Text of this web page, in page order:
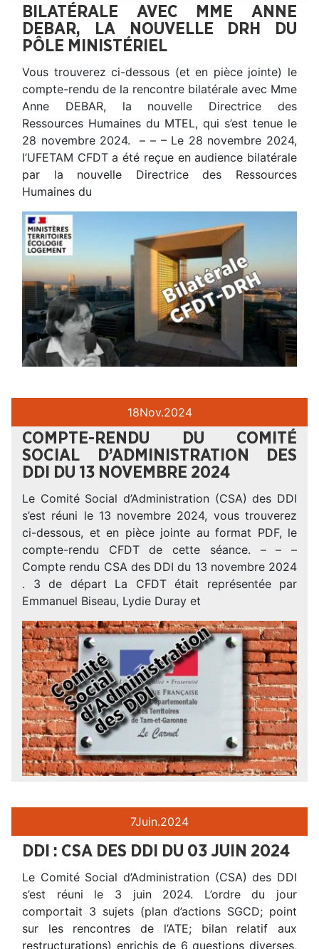
BILATÉRALE AVEC MME ANNE
DEBAR, LA NOUVELLE DRH DU
PÔLE MINISTÉRIEL
Vous trouverez ci-dessous (et en pièce jointe) le
compte-rendu de la rencontre bilatérale avec Mme
Anne DEBAR, la nouvelle Directrice des
Ressources Humaines du MTEL, qui s’est tenue le
28 novembre 2024. – – – Le 28 novembre 2024,
l’UFETAM CFDT a été reçue en audience bilatérale
par la nouvelle Directrice des Ressources
Humaines du
18Nov.2024
COMPTE-RENDU DU COMITÉ
SOCIAL D’ADMINISTRATION DES
DDI DU 13 NOVEMBRE 2024
Le Comité Social d’Administration (CSA) des DDI
s’est réuni le 13 novembre 2024, vous trouverez
ci-dessous, et en pièce jointe au format PDF, le
compte-rendu CFDT de cette séance. – – –
Compte rendu CSA des DDI du 13 novembre 2024
. 3 de départ La CFDT était représentée par
Emmanuel Biseau, Lydie Duray et
7Juin.2024
DDI : CSA DES DDI DU 03 JUIN 2024
Le Comité Social d’Administration (CSA) des DDI
s’est réuni le 3 juin 2024. L’ordre du jour
comportait 3 sujets (plan d’actions SGCD; point
sur les rencontres de l’ATE; bilan relatif aux
restructurations) enrichis de 6 questions diverses,